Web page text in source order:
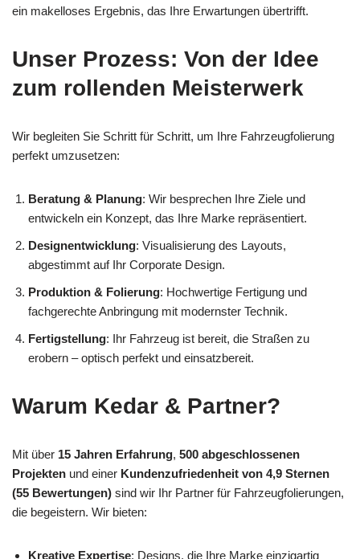
ein makelloses Ergebnis, das Ihre Erwartungen übertrifft.
Unser Prozess: Von der Idee
zum rollenden Meisterwerk
Wir begleiten Sie Schritt für Schritt, um Ihre Fahrzeugfolierung
perfekt umzusetzen:
Beratung & Planung: Wir besprechen Ihre Ziele und
entwickeln ein Konzept, das Ihre Marke repräsentiert.
Designentwicklung: Visualisierung des Layouts,
abgestimmt auf Ihr Corporate Design.
Produktion & Folierung: Hochwertige Fertigung und
fachgerechte Anbringung mit modernster Technik.
Fertigstellung: Ihr Fahrzeug ist bereit, die Straßen zu
erobern – optisch perfekt und einsatzbereit.
Warum Kedar & Partner?
Mit über 15 Jahren Erfahrung, 500 abgeschlossenen
Projekten und einer Kundenzufriedenheit von 4,9 Sternen
(55 Bewertungen) sind wir Ihr Partner für Fahrzeugfolierungen,
die begeistern. Wir bieten:
Kreative Expertise: Designs, die Ihre Marke einzigartig